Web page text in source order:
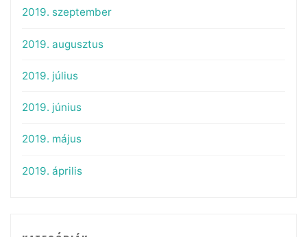
2019. szeptember
2019. augusztus
2019. július
2019. június
2019. május
2019. április